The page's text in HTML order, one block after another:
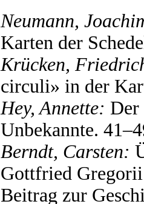
Neumann,
Karten der
Krücken,
circuli» in der
Hey, Annette: Der
Unbekannte.
Berndt, Carsten:
Gottfried Gregorii
Beitrag zur